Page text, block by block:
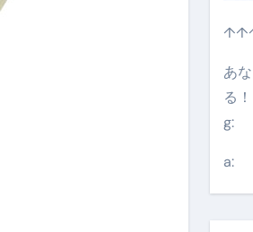
を徹底解説
リーマン【2025年10月3日】
あ
る！
g:
a: